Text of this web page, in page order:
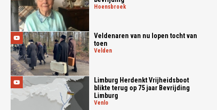
hoensbroek
Veldenaren van nu lopen tocht van
toen
velden
Limburg Herdenkt Vrijheidsboot
blikte terug op 75 jaar Bevrijding
Limburg
venlo